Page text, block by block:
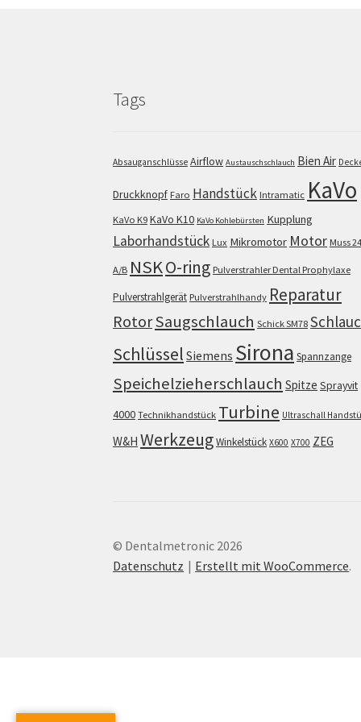
Tags
Absauganschlüsse Airflow Austauschschlauch Bien Air
Druckknopf Faro Handstück Intramatic KaVo
KaVo K9 KaVo K10 KaVo Kohlebürsten Kupplung
Laborhandstück Lux Mikromotor Motor Muss
A/B NSKO-ring Pulverstrahler Dental Prophylaxe
Pulverstrahlgerät Pulverstrahlhandy Reparatur
RotorSaugschlauch Schick SM78
Schlüssel Siemens Sirona Spannzange
Speichelzieherschlauch Spitze Sprayvit
4000 Technikhandstück Turbine Ultraschall
W&H WerkzeugWinkelstück X600 X700 ZEG
© Dentalmetronic 2026
Datenschutz
Erstellt mit WooCommerce.